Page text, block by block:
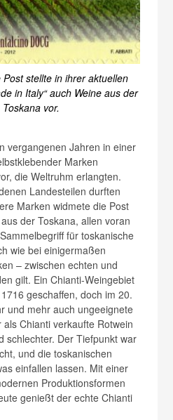
Post stellte in ihrer aktuellen
in Italy“ auch Weine aus der
Toskana vor.
vergangenen Jahren in einer
Marken
die Weltruhm erlangten.
Landesteilen durften
Marken widmete die Post
der Toskana, allen voran
für toskanische
wie bei einigermaßen
– zwischen echten und
gilt. Ein Chianti-Weingebiet
geschaffen, doch im 20.
und mehr auch ungeeignete
Chianti verkaufte Rotwein
schlechter. Der Tiefpunkt war
und die toskanischen
einfallen lassen. Mit einer
Produktionsformen
genießt der echte Chianti